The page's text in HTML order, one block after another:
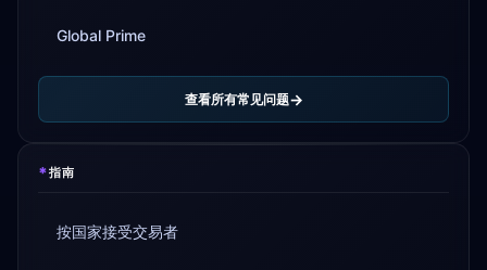
Global Prime
查看所有常见问题
*指南
按国家接受交易者